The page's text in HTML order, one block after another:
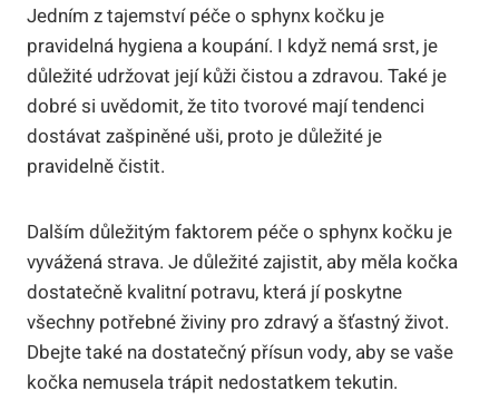
Jedním z tajemství péče o sphynx kočku je
pravidelná hygiena a koupání. I když nemá srst, je
důležité udržovat její kůži čistou a zdravou. Také je
dobré si uvědomit, že tito tvorové mají tendenci
dostávat zašpiněné uši, proto je důležité je
pravidelně čistit.
Dalším důležitým faktorem péče o sphynx kočku je
vyvážená strava. Je důležité zajistit, aby měla kočka
dostatečně kvalitní potravu, která jí poskytne
všechny potřebné živiny pro zdravý a šťastný život.
Dbejte také na dostatečný přísun vody, aby se vaše
kočka nemusela trápit nedostatkem tekutin.